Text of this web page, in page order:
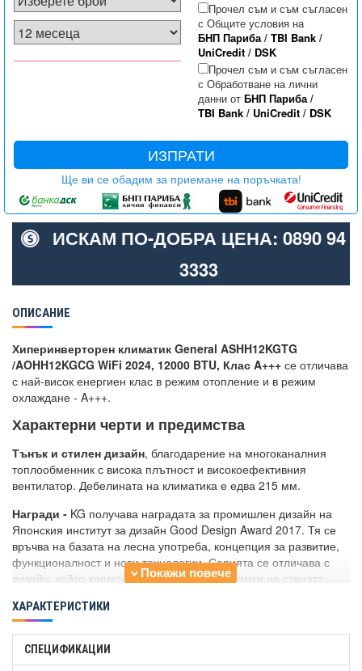
Прочел съм и съм съгласен
с Общите условия на
БНП Париба/ TBI Bank/
UniCredit/ DSK
Прочел съм и съм съгласен
с Обработване на лични
данни от БНП Париба/
TBI Bank/ UniCredit/ DSK
ИЗПРАТИ
Ще ви се обадим за приемане на поръчката!
ИСКАМ ПО-ДОБРА ЦЕНА: 0890 94
3333
ОПИСАНИЕ
Хиперинверторен климатик General ASHH12KGTG
/AOHH12KGCG WiFi 2024, 12000 BTU, Клас A+++ се отличава
с най-висок енергиен клас в режим отопление и в режим
охлаждане - A+++.
Характерни черти и предимства
Тънък и стилен дизайн, благодарение на многоканалния
топлообменник с висока плътност и високоефективния
вентилатор. Дебелината на климатика е едва 215 мм.
Награди - KG получава наградата за промишлен дизайн на
Японския институт за дизайн Good Design Award 2017. Тя се
връчва на базата на лесна употреба, концепция за развитие,
функционалност и нови технологии. Серията се отличава с
дизайн, който хармонизира с картини и снимки на стената.
иключително оригинален вид.
Иновациите наХиперинверторен климатик General
ASHH12KGTG /AOHH12KGCG WiFi 2024, 12000 BTU, Клас
ХАРАКТЕРИСТИКИ
СПЕЦИФИКАЦИИ